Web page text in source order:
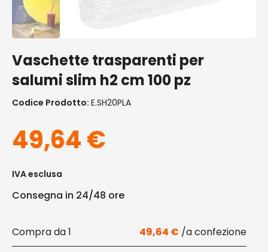
Vaschette trasparenti per
salumi slim h2 cm 100 pz
Codice Prodotto: E.SH20PLA
49,64€
IVA esclusa
Consegna in 24/48 ore
1 49,64 €